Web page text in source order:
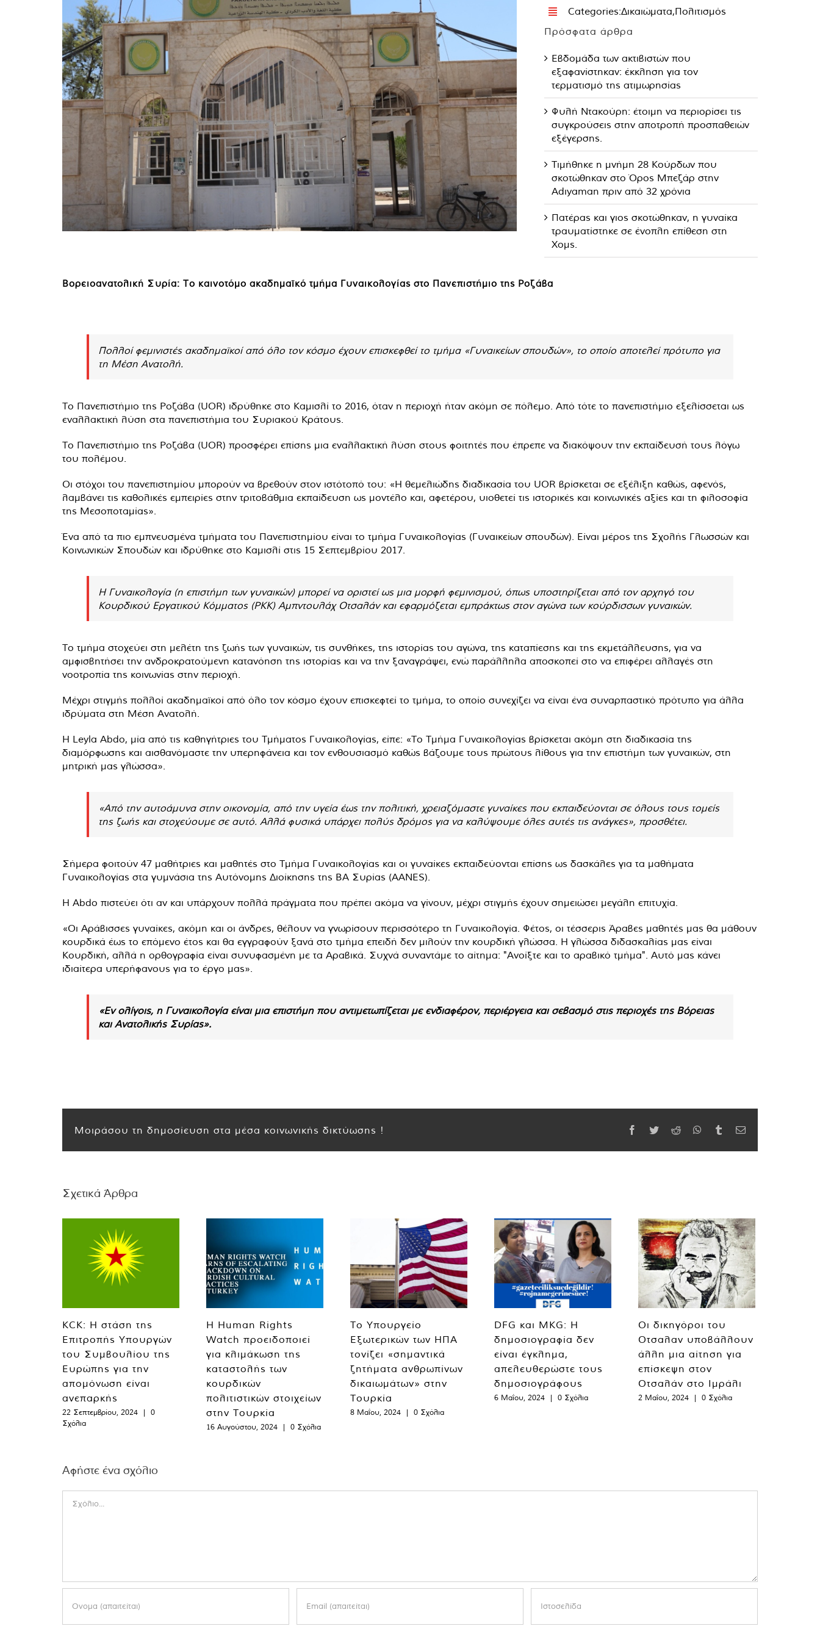
Categories:Δικαιώματα,Πολιτισμός
Πρόσφατα άρθρα
Εβδομάδα των ακτιβιστών που
εξαφανίστηκαν: έκκληση για τον
τερματισμό της ατιμωρησίας
Φυλή Ντακούρη: έτοιμη να περιορίσει τις
συγκρούσεις στην αποτροπή προσπαθειών
εξέγερσης.
Τιμήθηκε η μνήμη 28 Κούρδων που
σκοτώθηκαν στο Όρος Μπεζάρ στην
Adıyaman πριν από 32 χρόνια
Πατέρας και γιος σκοτώθηκαν, η γυναίκα
τραυματίστηκε σε ένοπλη επίθεση στη
Χομς.
Βορειοανατολική Συρία: Το καινοτόμο ακαδημαϊκό τμήμα Γυναικολογίας στο Πανεπιστήμιο της Ροζάβα
Πολλοί φεμινιστές ακαδημαϊκοί από όλο τον κόσμο έχουν επισκεφθεί το τμήμα «Γυναικείων σπουδών», το οποίο αποτελεί πρότυπο για
τη Μέση Ανατολή.
Το Πανεπιστήμιο της Ροζάβα (UOR) ιδρύθηκε στο Καμισλί το 2016, όταν η περιοχή ήταν ακόμη σε πόλεμο. Από τότε το πανεπιστήμιο εξελίσσεται ως
εναλλακτική λύση στα πανεπιστήμια του Συριακού Κράτους.
Το Πανεπιστήμιο της Ροζάβα (UOR) προσφέρει επίσης μια εναλλακτική λύση στους φοιτητές που έπρεπε να διακόψουν την εκπαίδευσή τους λόγω
του πολέμου.
Οι στόχοι του πανεπιστημίου μπορούν να βρεθούν στον ιστότοπό του: «Η θεμελιώδης διαδικασία του UOR βρίσκεται σε εξέλιξη καθώς, αφενός,
λαμβάνει τις καθολικές εμπειρίες στην τριτοβάθμια εκπαίδευση ως μοντέλο και, αφετέρου, υιοθετεί τις ιστορικές και κοινωνικές αξίες και τη φιλοσοφία
της Μεσοποταμίας».
Ένα από τα πιο εμπνευσμένα τμήματα του Πανεπιστημίου είναι το τμήμα Γυναικολογίας (Γυναικείων σπουδών). Είναι μέρος της Σχολής Γλωσσών και
Κοινωνικών Σπουδών και ιδρύθηκε στο Καμισλί στις 15 Σεπτεμβρίου 2017.
Η Γυναικολογία (η επιστήμη των γυναικών) μπορεί να οριστεί ως μια μορφή φεμινισμού, όπως υποστηρίζεται από τον αρχηγό του
Κουρδικού Εργατικού Κόμματος (PKK) Αμπντουλάχ Οτσαλάν και εφαρμόζεται εμπράκτως στον αγώνα των κούρδισσων γυναικών.
Το τμήμα στοχεύει στη μελέτη της ζωής των γυναικών, τις συνθήκες, της ιστορίας του αγώνα, της καταπίεσης και της εκμετάλλευσης, για να
αμφισβητήσει την ανδροκρατούμενη κατανόηση της ιστορίας και να την ξαναγράψει, ενώ παράλληλα αποσκοπεί στο να επιφέρει αλλαγές στη
νοοτροπία της κοινωνίας στην περιοχή.
Μέχρι στιγμής πολλοί ακαδημαϊκοί από όλο τον κόσμο έχουν επισκεφτεί το τμήμα, το οποίο συνεχίζει να είναι ένα συναρπαστικό πρότυπο για άλλα
ιδρύματα στη Μέση Ανατολή.
Η Leyla Abdo, μία από τις καθηγήτριες του Τμήματος Γυναικολογίας, είπε: «Το Τμήμα Γυναικολογίας βρίσκεται ακόμη στη διαδικασία της
διαμόρφωσης και αισθανόμαστε την υπερηφάνεια και τον ενθουσιασμό καθώς βάζουμε τους πρώτους λίθους για την επιστήμη των γυναικών, στη
μητρική μας γλώσσα».
«Από την αυτοάμυνα στην οικονομία, από την υγεία έως την πολιτική, χρειαζόμαστε γυναίκες που εκπαιδεύονται σε όλους τους τομείς
της ζωής και στοχεύουμε σε αυτό. Αλλά φυσικά υπάρχει πολύς δρόμος για να καλύψουμε όλες αυτές τις ανάγκες», προσθέτει.
Σήμερα φοιτούν 47 μαθήτριες και μαθητές στο Τμήμα Γυναικολογίας και οι γυναίκες εκπαιδεύονται επίσης ως δασκάλες για τα μαθήματα
Γυναικολογίας στα γυμνάσια της Αυτόνομης Διοίκησης της ΒΑ Συρίας (AANES).
Η Abdo πιστεύει ότι αν και υπάρχουν πολλά πράγματα που πρέπει ακόμα να γίνουν, μέχρι στιγμής έχουν σημειώσει μεγάλη επιτυχία.
«Οι Αράβισσες γυναίκες, ακόμη και οι άνδρες, θέλουν να γνωρίσουν περισσότερο τη Γυναικολογία. Φέτος, οι τέσσερις Άραβες μαθητές μας θα μάθουν
κουρδικά έως το επόμενο έτος και θα εγγραφούν ξανά στο τμήμα επειδή δεν μιλούν την κουρδική γλώσσα. Η γλώσσα διδασκαλίας μας είναι
Κουρδική, αλλά η ορθογραφία είναι συνυφασμένη με τα Αραβικά. Συχνά συναντάμε το αίτημα: "Ανοίξτε και το αραβικό τμήμα". Αυτό μας κάνει
ιδιαίτερα υπερήφανους για το έργο μας».
«Εν ολίγοις, η Γυναικολογία είναι μια επιστήμη που αντιμετωπίζεται με ενδιαφέρον, περιέργεια και σεβασμό στις περιοχές της Βόρειας
και Ανατολικής Συρίας».
Μοιράσου τη δημοσίευση στα μέσα κοινωνικής δικτύωσης ! Facebook
TwitterReddit WhatsApp
TumblrEmail
Σχετικά Άρθρα
KCK: Η στάση της
Επιτροπής Υπουργών
του Συμβουλίου της
Ευρώπης για την
απομόνωση είναι
ανεπαρκής
22 Σεπτεμβρίου, 2024 |
0
Σχόλια
Η Human Rights
Watch προειδοποιεί
για κλιμάκωση της
καταστολής των
κουρδικών
πολιτιστικών στοιχείων
στην Τουρκία
16 Αυγούστου, 2024 | 0 Σχόλια
Το Υπουργείο
Εξωτερικών των ΗΠΑ
τονίζει «σημαντικά
ζητήματα ανθρωπίνων
δικαιωμάτων» στην
Τουρκία
8 Μαΐου, 2024 | 0 Σχόλια
DFG και MKG: Η
δημοσιογραφία δεν
είναι έγκλημα,
απελευθερώστε τους
δημοσιογράφους
6 Μαΐου, 2024 | 0 Σχόλια
Οι δικηγόροι του
Οτσαλαν υποβάλλουν
άλλη μια αίτηση για
επίσκεψη στον
Οτσαλάν στο Ιμράλι
2 Μαΐου, 2024 | 0 Σχόλια
Αφήστε ένα σχόλιο